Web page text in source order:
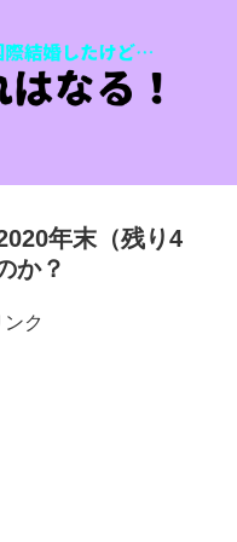
年末（残り4
か？
ク